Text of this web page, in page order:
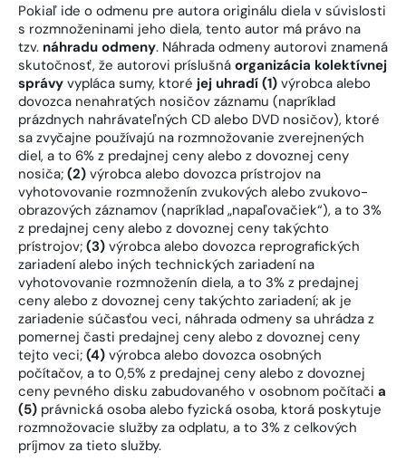
Pokiaľ ide o odmenu pre autora originálu diela v súvislosti
s rozmnoženinami jeho diela, tento autor má právo na
tzv. náhradu odmeny. Náhrada odmeny autorovi znamená
skutočnosť, že autorovi príslušná organizácia kolektívnej
správy vypláca sumy, ktoré jej uhradí (1) výrobca alebo
dovozca nenahratých nosičov záznamu (napríklad
prázdnych nahrávateľných CD alebo DVD nosičov), ktoré
sa zvyčajne používajú na rozmnožovanie zverejnených
diel, a to 6% z predajnej ceny alebo z dovoznej ceny
nosiča; (2) výrobca alebo dovozca prístrojov na
vyhotovovanie rozmnoženín zvukových alebo zvukovo-
obrazových záznamov (napríklad „napaľovačiek“), a to 3%
z predajnej ceny alebo z dovoznej ceny takýchto
prístrojov; (3) výrobca alebo dovozca reprografických
zariadení alebo iných technických zariadení na
vyhotovovanie rozmnoženín diela, a to 3% z predajnej
ceny alebo z dovoznej ceny takýchto zariadení; ak je
zariadenie súčasťou veci, náhrada odmeny sa uhrádza z
pomernej časti predajnej ceny alebo z dovoznej ceny
tejto veci; (4) výrobca alebo dovozca osobných
počítačov, a to 0,5% z predajnej ceny alebo z dovoznej
ceny pevného disku zabudovaného v osobnom počítači a
(5) právnická osoba alebo fyzická osoba, ktorá poskytuje
rozmnožovacie služby za odplatu, a to 3% z celkových
príjmov za tieto služby.